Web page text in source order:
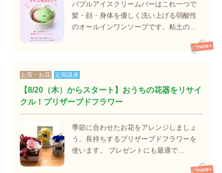
バブルアイスクリームバーはこれ一つで
髪・顔・身体を優しく洗い上げる弱酸性
のオールインワンソープです。粘土の…
お茶・お花 定期講座
【8/20（木）からスタート】おうちの花器をリサイ
クル！プリザーブドフラワー
季節に合わせたお花をアレンジしましょ
う。長持ちするプリザーブドフラワーを
使います。 プレゼントにも最適で…